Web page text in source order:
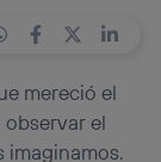
mereció el
el
imaginamos.